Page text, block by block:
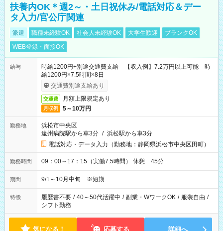
扶養内OK＊週2～・土日祝休み/電話対応＆デー
タ入力/官公庁関連
派遣 職種未経験OK 社会人未経験OK 大学生歓迎
ブランクOK
WEB登録・面接OK
給与
時給1200円+別途交通費支給 【収入例】7.2万円以上可能 時
給1200円×7.5時間×8日
交通費別途支給あり
交通費 月額上限規定あり
月収例 5～10万円
勤務地
浜松市中央区
遠州病院駅から車3分 / 浜松駅から車3分
電話対応・データ入力（勤務地：静岡県浜松市中央区田町）
勤務時間 09：00～17：15（実働7.5時間） 休憩 45分
期間 9/1～10月中旬 ※短期
特徴 履歴書不要 / 40～50代活躍中 / 副業・WワークOK / 服装自由 /
シフト勤務
気になる！ 応募する 詳細へ